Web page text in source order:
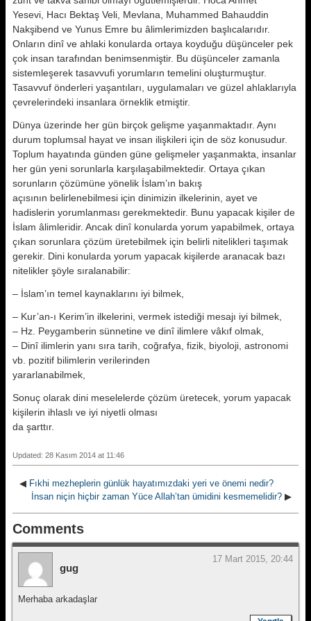
Yesevi, Hacı Bektaş Veli, Mevlana, Muhammed Bahauddin
Nakşibend ve Yunus Emre bu âlimlerimizden başlıcalarıdır.
Onların dinî ve ahlaki konularda ortaya koyduğu düşünceler pek
çok insan tarafından benim­senmiştir. Bu düşünceler zamanla
sistemleşerek tasavvufi yorumların temelini oluşturmuştur.
Tasavvuf önderleri yaşantıları, uygulamaları ve güzel ahlaklarıyla
çevrelerindeki insanlara örneklik etmiştir.
Dünya üzerinde her gün birçok gelişme yaşanmaktadır. Aynı
durum toplumsal hayat ve insan ilişkileri için de söz konusudur.
Toplum hayatında günden güne gelişmeler yaşanmakta, insanlar
her gün yeni sorunlarla karşılaşabilmektedir. Ortaya çıkan
sorunların çözümüne yönelik İslam’ın bakış
açısının belirlenebilmesi için dinimizin ilkelerinin, ayet ve
hadislerin yorumlanması gerekmektedir. Bunu yapa­cak kişiler de
İslam âlimleridir. Ancak dinî konularda yorum yapabilmek, ortaya
çıkan sorunlara çözüm üretebilmek için belirli nitelikleri taşımak
gerekir. Dini konularda yorum yapacak kişilerde aranacak bazı
nitelikler şöyle sıralanabilir:
– İslam’ın temel kaynaklarını iyi bilmek,
– Kur’an-ı Kerim’in ilkelerini, vermek istediği mesajı iyi bilmek,
– Hz. Peygamberin sünnetine ve dinî ilimlere vâkıf olmak,
– Dinî ilimlerin yanı sıra tarih, coğrafya, fizik, biyoloji, astronomi
vb. pozitif bilimlerin verilerinden
yararlanabilmek,
Sonuç olarak dini meselelerde çözüm üretecek, yorum yapacak
kişilerin ihlaslı ve iyi niyetli olması
da şarttır.
Updated: 28 Kasım 2014 at 11:46
◀ Fıkhi mezheplerin günlük hayatımızdaki yeri ve önemi nedir?
İnsan niçin hiçbir zaman Yüce Allah’tan ümidini kesmemelidir? ▶
Comments
gug
17 Mart 2015, 20:44
Merhaba arkadaşlar